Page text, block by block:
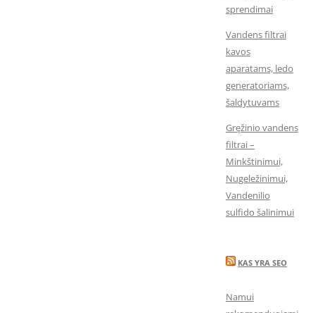
sprendimai
Vandens filtrai
kavos
aparatams, ledo
generatoriams,
šaldytuvams
Gręžinio vandens
filtrai –
Minkštinimui,
Nugeležinimui,
Vandenilio
sulfido šalinimui
KAS YRA SEO
Namui